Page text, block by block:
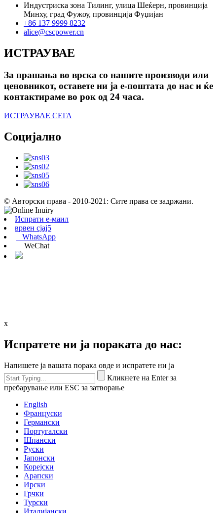
Индустриска зона Тилинг, улица Шеќерн, провинција
Минху, град Фужоу, провинција Фуџијан
+86 137 9999 8232
alice@cscpower.cn
ИСТРАУВАЕ
За прашања во врска со нашите производи или
ценовникот, оставете ни ја е-поштата до нас и ќе
контактираме во рок од 24 часа.
ИСТРАУВАЕ СЕГА
Социјално
© Авторски права - 2010-2021: Сите права се задржани.
Испрати е-маил
врвен сјај5
WhatsApp
WeChat
x
Испратете ни ја пораката до нас:
Напишете ја вашата порака овде и испратете ни ја
Кликнете на Enter за
пребарување или ESC за затворање
English
Француски
Германски
Португалски
Шпански
Руски
Јапонски
Корејски
Арапски
Ирски
Грчки
Турски
Италијански